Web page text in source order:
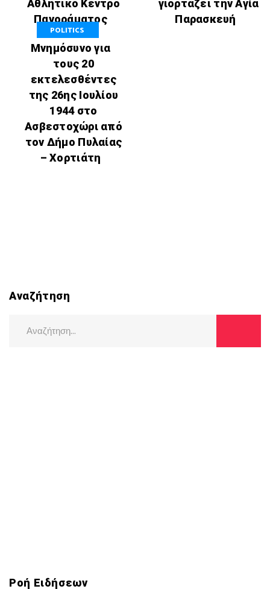
Αθλητικό Κέντρο
Πανοράματος
γιορτάζει την Αγία
Παρασκευή
POLITICS
Μνημόσυνο για
τους 20
εκτελεσθέντες
της 26ης Ιουλίου
1944 στο
Ασβεστοχώρι από
τον Δήμο Πυλαίας
– Χορτιάτη
Αναζήτηση
Ροή Ειδήσεων